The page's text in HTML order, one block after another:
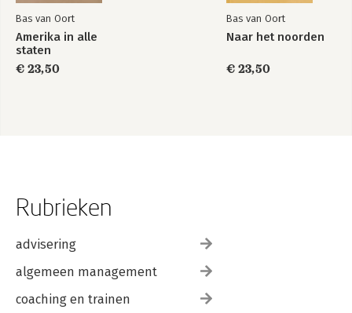
Bas van Oort
Amerika in alle
staten
€ 23,50
Bas van Oort
Naar het noorden
€ 23,50
Rubrieken
advisering
algemeen management
coaching en trainen